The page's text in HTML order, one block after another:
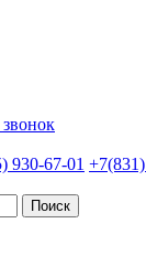
звонок
930-67-01 +7(831)